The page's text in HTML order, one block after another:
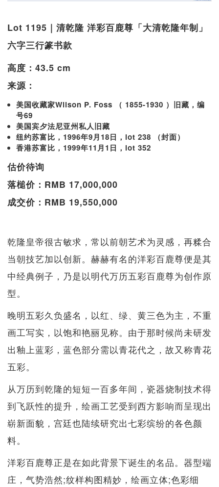
Lot 1195｜清乾隆 洋彩百鹿尊「大清乾隆年制」
六字三行篆书款
高度：43.5 cm
来源：
美国收藏家Wilson P. Foss （ 1855-1930 ）旧藏，编
号69
美国宾夕法尼亚州私人旧藏
纽约苏富比，1996年9月18日，lot 238 （封面）
香港苏富比，1999年11月1日，lot 352
估价待询
落槌价：RMB 17,000,000
成交价：RMB 19,550,000
乾隆皇帝很古敏求，常以前朝艺术为灵感，再糅合
当朝技艺加以创新。赫赫有名的洋彩百鹿尊便是其
中经典例子，乃是以明代万历五彩百鹿尊为创作原
型。
晚明五彩久负盛名，以红、绿、黄三色为主，不重
画工写实，以饱和艳丽见称。由于那时候尚未研发
出釉上蓝彩，蓝色部分需以青花代之，故又称青花
五彩。
从万历到乾隆的短短一百多年间，瓷器烧制技术得
到飞跃性的提升，绘画工艺受到西方影响而呈现出
崭新面貌，宫廷也陆续研究出七彩缤纷的各色颜
料。
洋彩百鹿尊正是在如此背景下诞生的名品。器型端
庄，气势浩然;纹样构图精妙，绘画立体;色彩细